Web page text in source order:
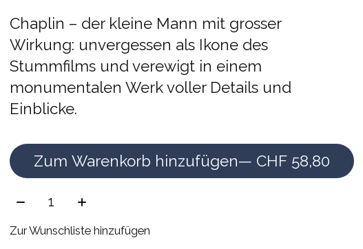
Chaplin – der kleine Mann mit grosser
Wirkung: unvergessen als Ikone des
Stummfilms und verewigt in einem
monumentalen Werk voller Details und
Einblicke.
Zum Warenkorb hinzufügen
— CHF 58,80
Menge:
Zur Wunschliste hinzufügen